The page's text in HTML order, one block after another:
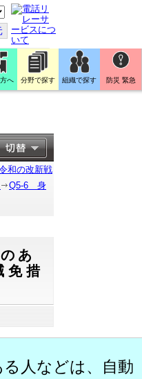
へ 分野で探す 組織で探す 防災 緊急
和の改新戦
Q5-6 身
あ
免措
人などは、自動